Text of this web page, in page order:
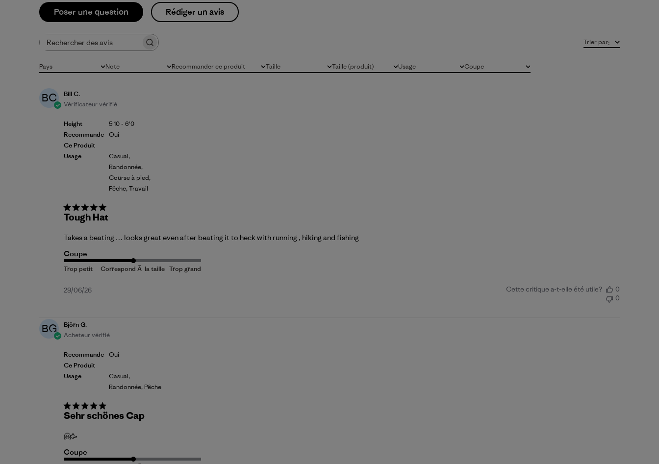
Poser une question Rédiger un avis
Rechercher des avis
Note
Toutes les évaluations
Pays
Tous Recommander ce produit
Tous Taille
Tous Taille (produit)
Tous Usage
Tous Coupe
Tous
Trier par:
BC
Bill C.
Vérificateur vérifié
Height
Recommande
Ce Produit
Usage
5'10 - 6'0
Oui
Casual,
Randonnée,
Course à pied,
Pêche, Travail
Tough Hat
Takes a beating … looks great even after beating it to heck with running , hiking and fishing
Coupe
Date
29/06/26 Cette critique a-t-elle été utile?
0
0
BG
Björn G.
Acheteur vérifié
Recommande
Ce Produit
Usage
Oui
Casual,
Randonnée, Pêche
Sehr schönes Cap
🤗🥳
Coupe